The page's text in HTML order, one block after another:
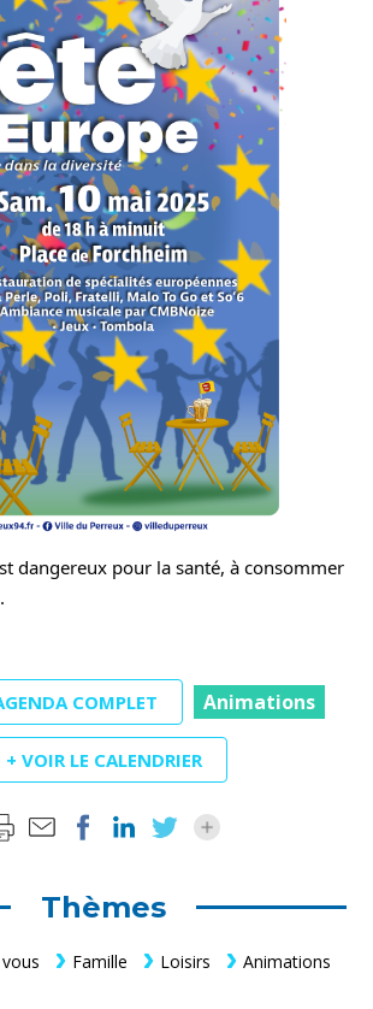
dangereux pour la santé, à consommer
COMPLET Animations
+ VOIR LE CALENDRIER
Thèmes
Famille Loisirs Animations